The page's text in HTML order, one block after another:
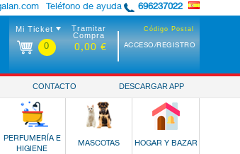
Teléfono de ayuda 696237022
Código Postal
ACCESO/REGISTRO
Mi Ticket
0
Tramitar
Compra
0,00 €
CONTACTO DESCARGAR APP
PERFUMERÍA E
HIGIENE
MASCOTAS HOGAR Y BAZAR